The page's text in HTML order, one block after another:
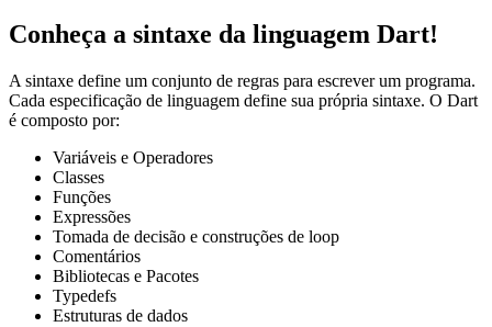
Conheça a sintaxe da linguagem Dart!
A sintaxe define um conjunto de regras para escrever um programa.
Cada especificação de linguagem define sua própria sintaxe. O Dart
é composto por:
Variáveis e Operadores
Classes
Funções
Expressões
Tomada de decisão e construções de loop
Comentários
Bibliotecas e Pacotes
Typedefs
Estruturas de dados